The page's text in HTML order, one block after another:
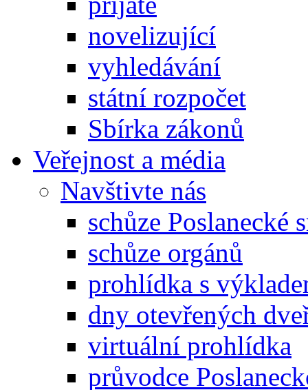
novelizující
vyhledávání
státní rozpočet
Sbírka zákonů
Veřejnost a média
Navštivte nás
schůze Poslanecké
schůze orgánů
prohlídka s
dny otevřených
virtuální prohlídka
průvodce